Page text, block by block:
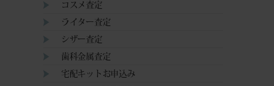
コスメ査定
ライター査定
シザー査定
歯科金属査定
宅配キットお申込み